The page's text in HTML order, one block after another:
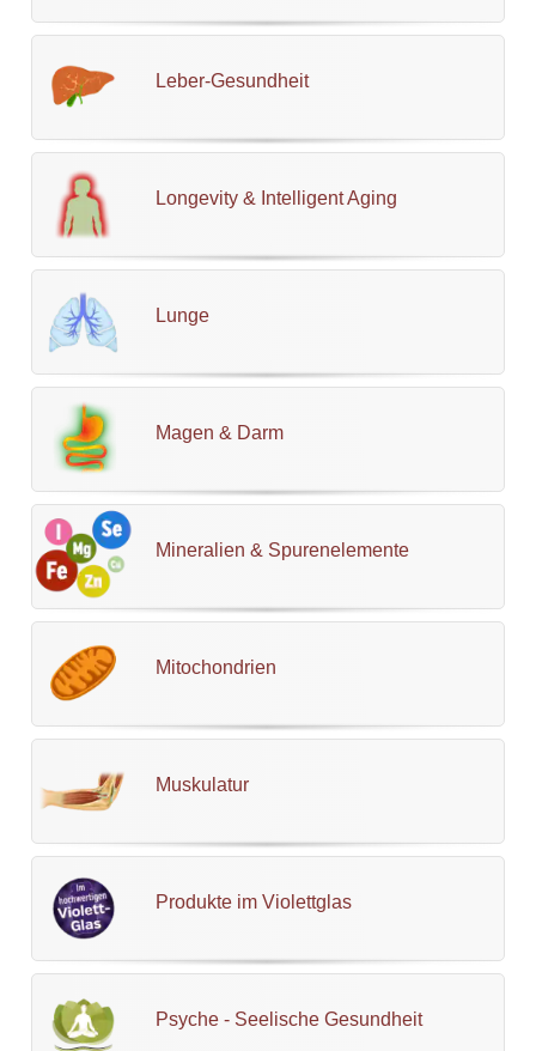
Leber-Gesundheit
Longevity & Intelligent Aging
Lunge
Magen & Darm
Mineralien & Spurenelemente
Mitochondrien
Muskulatur
Produkte im Violettglas
Psyche - Seelische Gesundheit